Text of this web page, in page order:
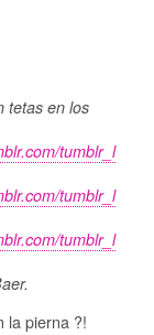
tetas en los
tumblr_l
tumblr_l
tumblr_l
la pierna ?!